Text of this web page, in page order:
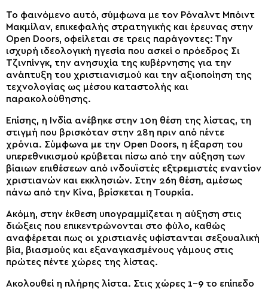
Το φαινόμενο αυτό, σύμφωνα με τον Ρόναλντ Μπόιντ
Μακμίλαν, επικεφαλής στρατηγικής και έρευνας στην
Open Doors, οφείλεται σε τρεις παράγοντες: Την
ισχυρή ιδεολογική ηγεσία που ασκεί ο πρόεδρος Σι
Τζινπίνγκ, την ανησυχία της κυβέρνησης για την
ανάπτυξη του χριστιανισμού και την αξιοποίηση της
τεχνολογίας ως μέσου καταστολής και
παρακολούθησης.
Επίσης, η Ινδία ανέβηκε στην 10η θέση της λίστας, τη
στιγμή που βρισκόταν στην 28η πριν από πέντε
χρόνια. Σύμφωνα με την Open Doors, η έξαρση του
υπερεθνικισμού κρύβεται πίσω από την αύξηση των
βίαιων επιθέσεων από ινδουϊστές εξτρεμιστές εναντίον
χριστιανών και εκκλησιών. Στην 26η θέση, αμέσως
πάνω από την Κίνα, βρίσκεται η Τουρκία.
Ακόμη, στην έκθεση υπογραμμίζεται η αύξηση στις
διώξεις που επικεντρώνονται στο φύλο, καθώς
αναφέρεται πως οι χριστιανές υφίστανται σεξουαλική
βία, βιασμούς και εξαναγκασμένους γάμους στις
πρώτες πέντε χώρες της λίστας.
Ακολουθεί η πλήρης λίστα. Στις χώρες 1-9 το επίπεδο